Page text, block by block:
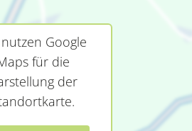
Google
für die
der